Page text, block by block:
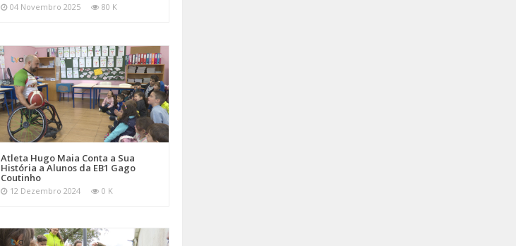
04 Novembro 2025 80 K
Atleta Hugo Maia Conta a Sua
História a Alunos da EB1 Gago
Coutinho
12 Dezembro 2024 0 K